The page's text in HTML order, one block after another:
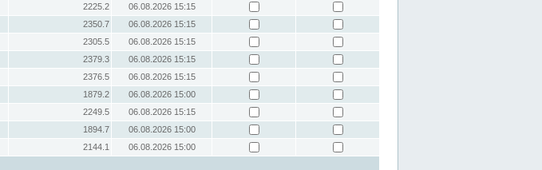
2225.2
06.08.2026 15:15
2350.7
06.08.2026 15:15
2305.5
06.08.2026 15:15
2379.3
06.08.2026 15:15
2376.5
06.08.2026 15:15
1879.2
06.08.2026 15:00
2249.5
06.08.2026 15:15
1894.7
06.08.2026 15:00
2144.1
06.08.2026 15:00